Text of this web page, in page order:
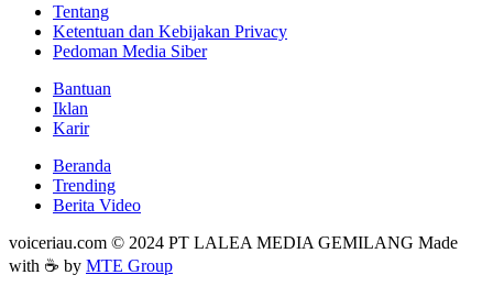
Tentang
Ketentuan dan Kebijakan Privacy
Pedoman Media Siber
Bantuan
Iklan
Karir
Beranda
Trending
Berita Video
voiceriau.com © 2024 PT LALEA MEDIA GEMILANG Made
with ☕ by MTE Group